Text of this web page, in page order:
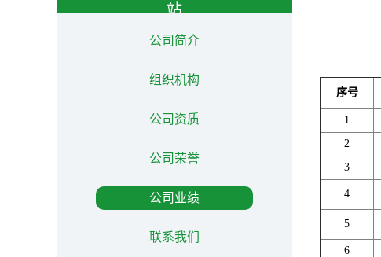
站
About us
公司简介
组织机构
公司资质
公司荣誉
公司业绩
联系我们
序号
1
2
3
4
5
6